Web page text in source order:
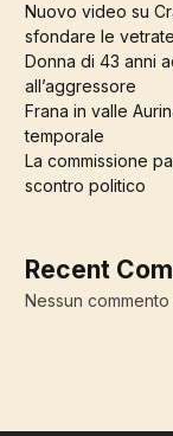
Nuovo video su
sfondare le
Donna di 43 anni
all’aggressore
Frana in valle
temporale
La commissione
scontro politico
Recent
Nessun